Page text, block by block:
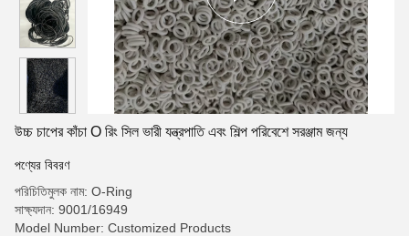
উচ্চ চাপের কাঁচা O রিং সিল ভারী যন্ত্রপাতি এবং শিল্প পরিবেশে সরঞ্জাম জন্য
পণ্যের বিবরণ
পরিচিতিমুলক নাম: O-Ring
সাক্ষ্যদান: 9001/16949
Model Number: Customized Products